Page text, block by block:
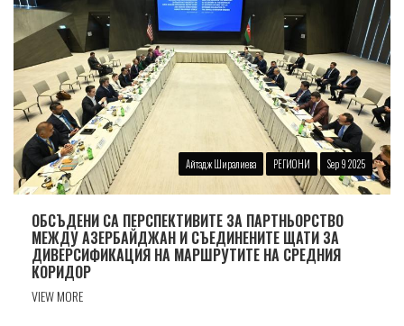
Айтадж Ширалиева РЕГИОНИ Sep 9 2025
ОБСЪДЕНИ СА ПЕРСПЕКТИВИТЕ ЗА ПАРТНЬОРСТВО
МЕЖДУ АЗЕРБАЙДЖАН И СЪЕДИНЕНИТЕ ЩАТИ ЗА
ДИВЕРСИФИКАЦИЯ НА МАРШРУТИТЕ НА СРЕДНИЯ
КОРИДОР
VIEW MORE